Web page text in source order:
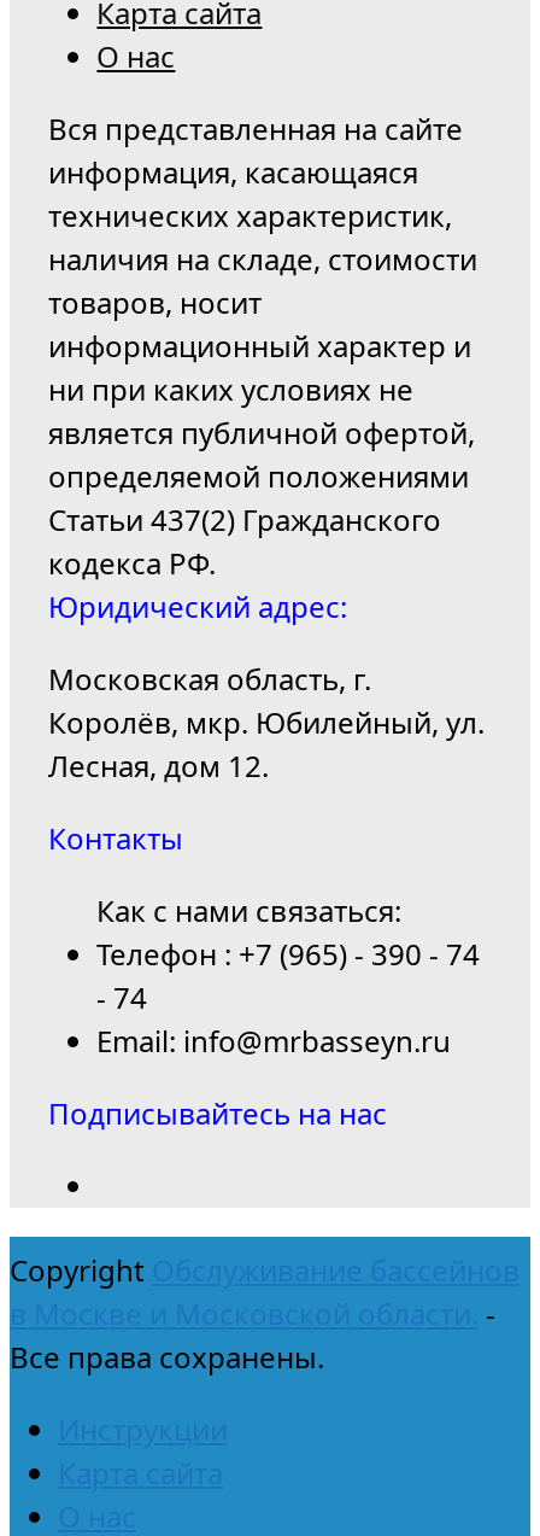
Карта сайта
О нас
Вся представленная на сайте
информация, касающаяся
технических характеристик,
наличия на складе, стоимости
товаров, носит
информационный характер и
ни при каких условиях не
является публичной офертой,
определяемой положениями
Статьи 437(2) Гражданского
кодекса РФ.
Юридический адрес:
Московская область, г.
Королёв, мкр. Юбилейный, ул.
Лесная, дом 12.
Контакты
Как с нами связаться:
Телефон : +7 (965) - 390 - 74
- 74
Email: info@mrbasseyn.ru
Подписывайтесь на нас
Copyright Обслуживание бассейнов
в Москве и Московской области. -
Все права сохранены.
Инструкции
Карта сайта
О нас